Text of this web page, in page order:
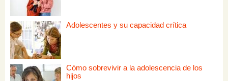
Adolescentes y su capacidad crítica
Cómo sobrevivir a la adolescencia de los
hijos